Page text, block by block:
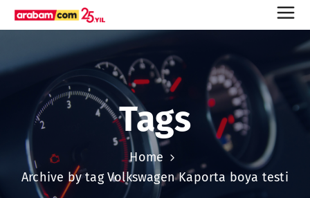
Tags
Home
Archive by tag Volkswagen Kaporta boya testi